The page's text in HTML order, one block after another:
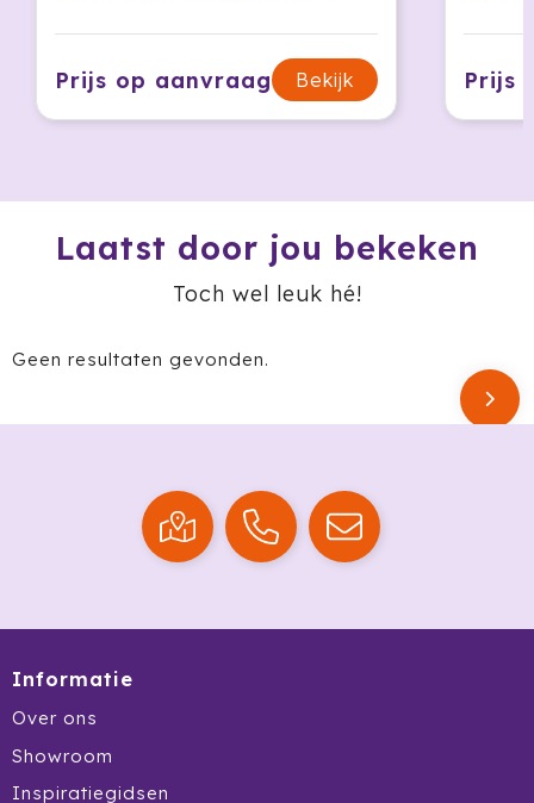
Klean Kanteen
Muse
Norländer
Prijs op aanvraag Bekijk Prijs
Laatst door jou bekeken
Toch wel leuk hé!
Geen resultaten gevonden.
Informatie
Over ons
Showroom
Inspiratiegidsen